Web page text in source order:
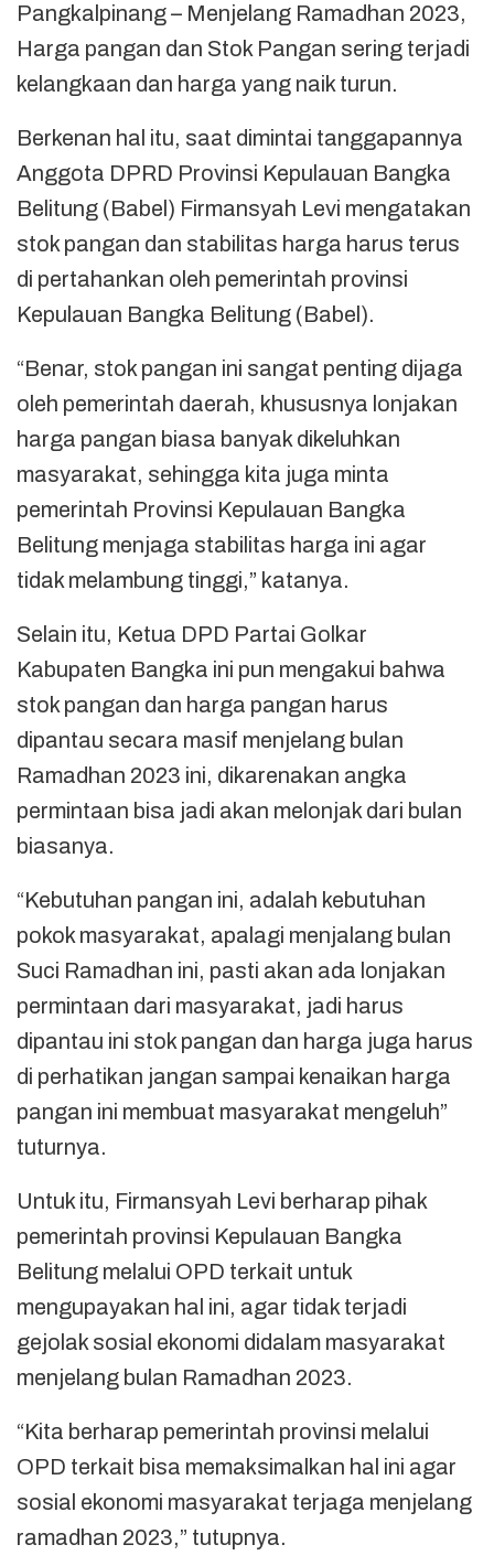
Pangkalpinang – Menjelang Ramadhan 2023,
Harga pangan dan Stok Pangan sering terjadi
kelangkaan dan harga yang naik turun.
Berkenan hal itu, saat dimintai tanggapannya
Anggota DPRD Provinsi Kepulauan Bangka
Belitung (Babel) Firmansyah Levi mengatakan
stok pangan dan stabilitas harga harus terus
di pertahankan oleh pemerintah provinsi
Kepulauan Bangka Belitung (Babel).
“Benar, stok pangan ini sangat penting dijaga
oleh pemerintah daerah, khususnya lonjakan
harga pangan biasa banyak dikeluhkan
masyarakat, sehingga kita juga minta
pemerintah Provinsi Kepulauan Bangka
Belitung menjaga stabilitas harga ini agar
tidak melambung tinggi,” katanya.
Selain itu, Ketua DPD Partai Golkar
Kabupaten Bangka ini pun mengakui bahwa
stok pangan dan harga pangan harus
dipantau secara masif menjelang bulan
Ramadhan 2023 ini, dikarenakan angka
permintaan bisa jadi akan melonjak dari bulan
biasanya.
“Kebutuhan pangan ini, adalah kebutuhan
pokok masyarakat, apalagi menjalang bulan
Suci Ramadhan ini, pasti akan ada lonjakan
permintaan dari masyarakat, jadi harus
dipantau ini stok pangan dan harga juga harus
di perhatikan jangan sampai kenaikan harga
pangan ini membuat masyarakat mengeluh”
tuturnya.
Untuk itu, Firmansyah Levi berharap pihak
pemerintah provinsi Kepulauan Bangka
Belitung melalui OPD terkait untuk
mengupayakan hal ini, agar tidak terjadi
gejolak sosial ekonomi didalam masyarakat
menjelang bulan Ramadhan 2023.
“Kita berharap pemerintah provinsi melalui
OPD terkait bisa memaksimalkan hal ini agar
sosial ekonomi masyarakat terjaga menjelang
ramadhan 2023,” tutupnya.